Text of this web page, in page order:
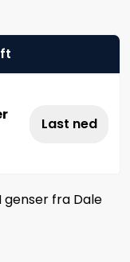
Last ned
genser fra Dale